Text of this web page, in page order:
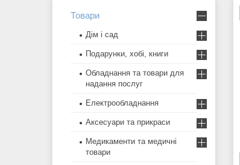
Товари
Дім і сад
Подарунки, хобі, книги
Обладнання та товари для
надання послуг
Електрообладнання
Аксесуари та прикраси
Медикаменти та медичні
товари